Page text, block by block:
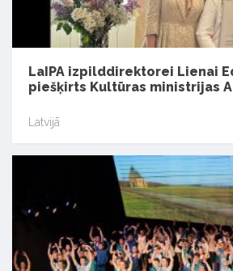
LaIPA izpilddirektorei Lienai
piešķirts Kultūras ministrijas
Latvijā